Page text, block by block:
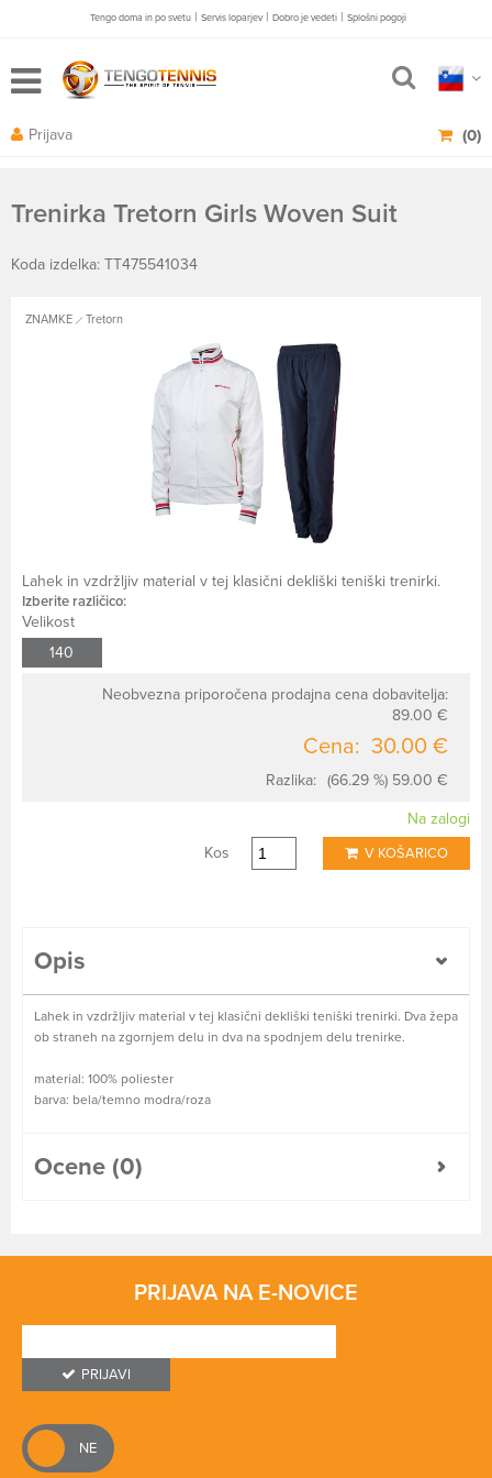
Tengo doma in po svetu | Servis loparjev | Dobro je vedeti | Splošni pogoji
(0)
Prijava
Trenirka Tretorn Girls Woven Suit
Koda izdelka: TT475541034
ZNAMKE Tretorn
Lahek in vzdržljiv material v tej klasični dekliški teniški trenirki.
Izberite različico:
Velikost
140
Neobvezna priporočena prodajna cena dobavitelja:
89.00 €
Cena: 30.00 €
Razlika: (66.29 %) 59.00 €
Na zalogi
Kos
V KOŠARICO
Opis
Lahek in vzdržljiv material v tej klasični dekliški teniški trenirki. Dva žepa
ob straneh na zgornjem delu in dva na spodnjem delu trenirke.
material: 100% poliester
barva: bela/temno modra/roza
Ocene (0)
PRIJAVA NA E-NOVICE
PRIJAVI